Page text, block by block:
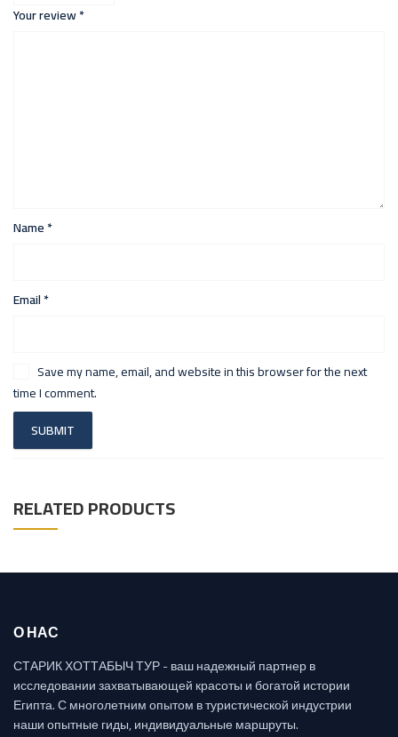
Your review*
Name*
Email*
Save my name, email, and website in this browser for the next
time I comment.
RELATED PRODUCTS
О НАС
СТАРИК ХОТТАБЫЧ ТУР - ваш надежный партнер в
исследовании захватывающей красоты и богатой истории
Египта. С многолетним опытом в туристической индустрии
наши опытные гиды, индивидуальные маршруты.